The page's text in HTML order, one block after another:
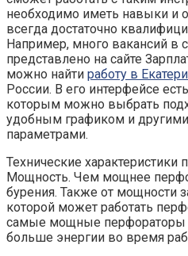
необходимо иметь навыки и
всегда достаточно
Например, много вакансий в
представлено на сайте
можно найти работу в
России. В его интерфейсе
которым можно выбрать
удобным графиком и
параметрами.
Технические характеристики
Мощность. Чем мощнее
бурения. Также от мощности
которой может работать
самые мощные перфораторы
больше энергии во время